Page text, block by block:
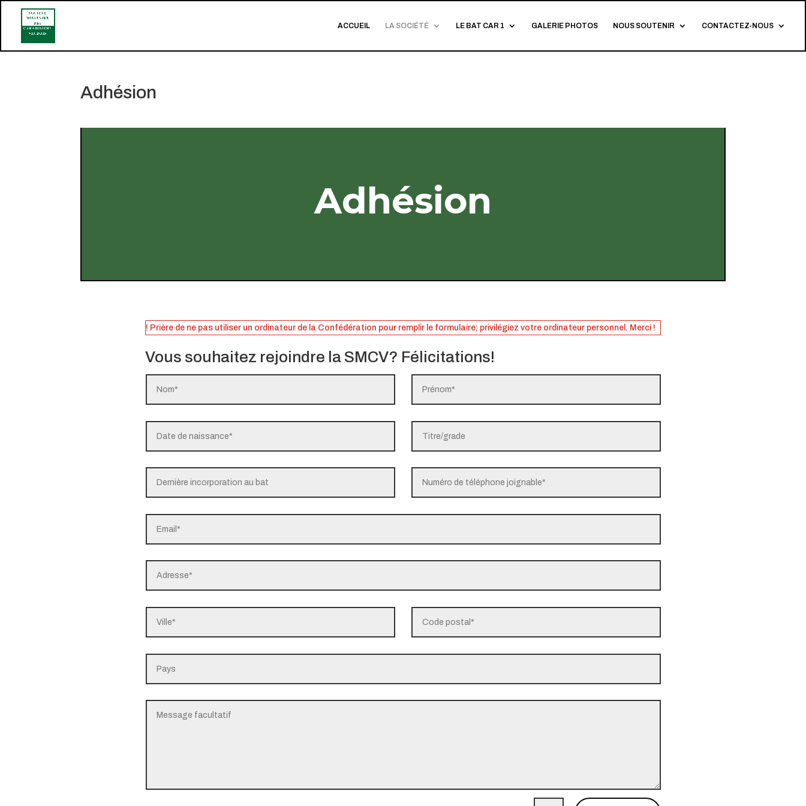
ACCUEIL LA SOCIÉTÉ LE BAT CAR 1 GALERIE PHOTOS NOUS SOUTENIR CONTACTEZ-NOUS
Adhésion
Adhésion
! Prière de ne pas utiliser un ordinateur de la Confédération pour remplir le formulaire; privilégiez votre ordinateur personnel. Merci !
Vous souhaitez rejoindre la SMCV? Félicitations!